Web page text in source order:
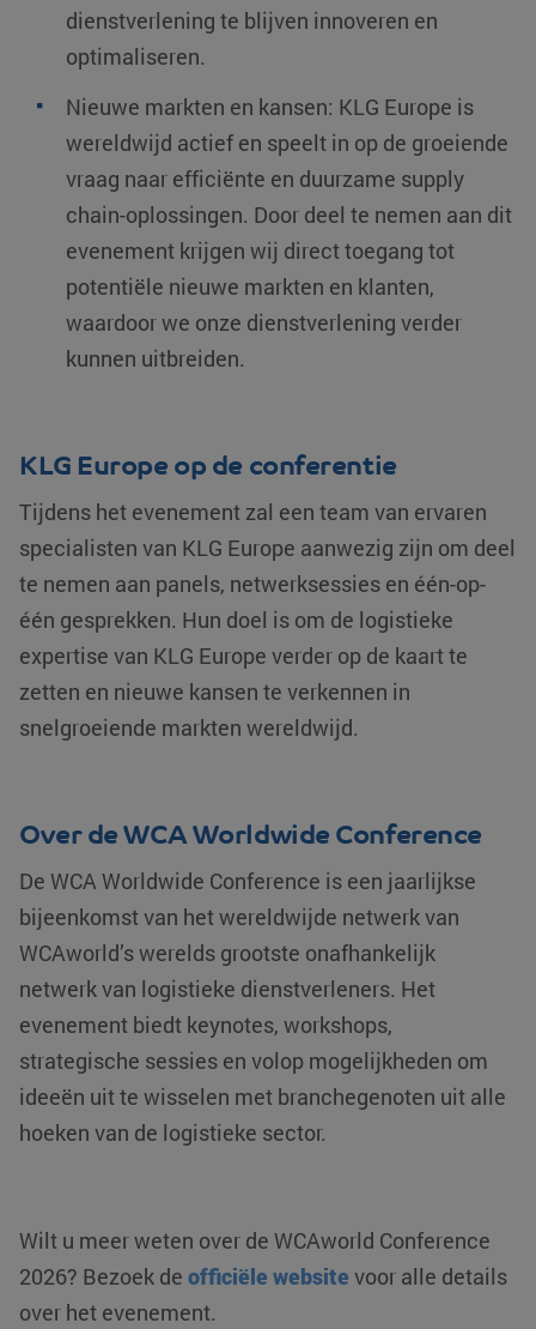
dienstverlening te blijven innoveren en
optimaliseren.
Nieuwe markten en kansen: KLG Europe is
wereldwijd actief en speelt in op de groeiende
vraag naar efficiënte en duurzame supply
chain-oplossingen. Door deel te nemen aan dit
evenement krijgen wij direct toegang tot
potentiële nieuwe markten en klanten,
waardoor we onze dienstverlening verder
kunnen uitbreiden.
KLG Europe op de conferentie
Tijdens het evenement zal een team van ervaren
specialisten van KLG Europe aanwezig zijn om deel
te nemen aan panels, netwerksessies en één-op-
één gesprekken. Hun doel is om de logistieke
expertise van KLG Europe verder op de kaart te
zetten en nieuwe kansen te verkennen in
snelgroeiende markten wereldwijd.
Over de WCA Worldwide Conference
De WCA Worldwide Conference is een jaarlijkse
bijeenkomst van het wereldwijde netwerk van
WCAworld’s werelds grootste onafhankelijk
netwerk van logistieke dienstverleners. Het
evenement biedt keynotes, workshops,
strategische sessies en volop mogelijkheden om
ideeën uit te wisselen met branchegenoten uit alle
hoeken van de logistieke sector.
Wilt u meer weten over de WCAworld Conference
2026? Bezoek de officiële website voor alle details
over het evenement.